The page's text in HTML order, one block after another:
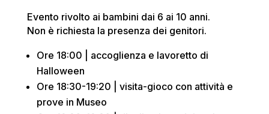
Evento rivolto ai bambini dai 6 ai 10 anni.
Non è richiesta la presenza dei genitori.
Ore 18:00 | accoglienza e lavoretto di
Halloween
Ore 18:30-19:20 | visita-gioco con attività e
prove in Museo